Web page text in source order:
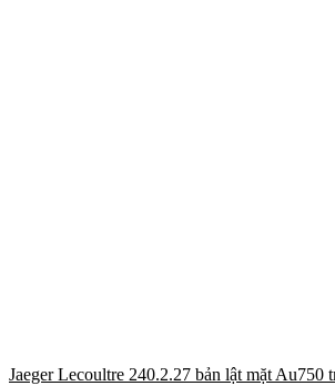
Jaeger Lecoultre 240.2.27 bản lật mặt Au750